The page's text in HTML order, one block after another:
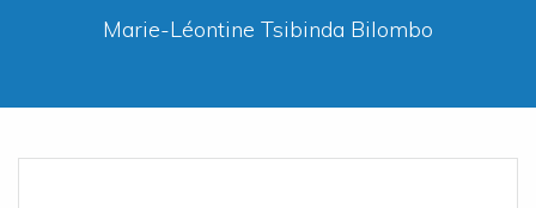
Marie-Léontine Tsibinda Bilombo